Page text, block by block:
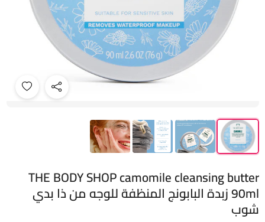
THE BODY SHOP camomile cleansing butter
90ml زبدة البابونج المنظفة للوجه من ذا بدي
شوب